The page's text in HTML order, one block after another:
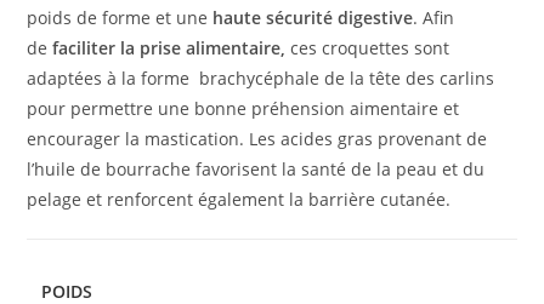
poids de forme et une haute sécurité digestive. Afin
de faciliter la prise alimentaire, ces croquettes sont
adaptées à la forme brachycéphale de la tête des carlins
pour permettre une bonne préhension aimentaire et
encourager la mastication. Les acides gras provenant de
l’huile de bourrache favorisent la santé de la peau et du
pelage et renforcent également la barrière cutanée.
POIDS